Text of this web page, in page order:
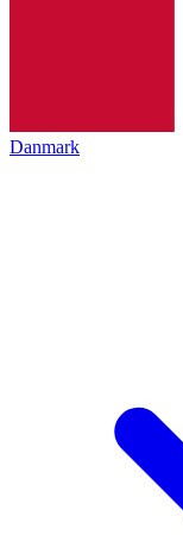
Danmark